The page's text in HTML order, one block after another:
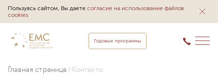
Пользуясь сайтом, Вы даете согласие на использование файлов
cookies
Годовые программы
Главная страница Контакты